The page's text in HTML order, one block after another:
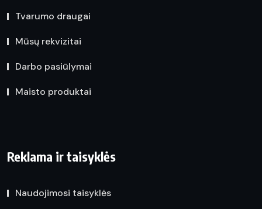
Tvarumo draugai
Mūsų rekvizitai
Darbo pasiūlymai
Maisto produktai
Reklama ir taisyklės
Naudojimosi taisyklės